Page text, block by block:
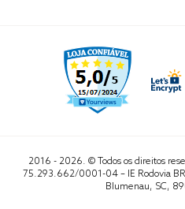
2016 - 2026. © Todos os direitos
75.293.662/0001-04 – IE Rodovia
Blumenau, SC,